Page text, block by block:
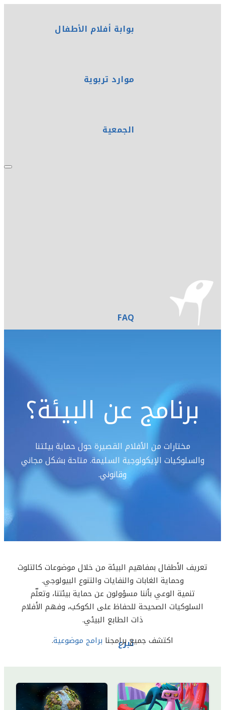
بوابة أفلام الأطفال
موارد تربوية
الجمعية
FAQ
تبرع
برنامج عن البيئة؟
مختارات من الأفلام القصيرة حول حماية بيئتنا
والسلوكيات الإيكولوجية السليمة. متاحة بشكل مجاني
وقانوني.
تعريف الأطفال بمفاهيم البيئة من خلال موضوعات كالتلوث
وحماية الغابات والنفايات والتنوع البيولوجي.
تنمية الوعي بأننا مسؤولون عن حماية بيئتنا، وتعلّم
السلوكيات الصحيحة للحفاظ على الكوكب، وفهم الأفلام
ذات الطابع البيئي.
اكتشف جميع برامجنا برامج موضوعية.